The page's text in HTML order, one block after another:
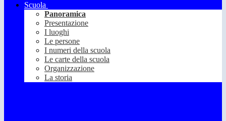
Scuola
Panoramica
Presentazione
I luoghi
Le persone
I numeri della scuola
Le carte della scuola
Organizzazione
La storia